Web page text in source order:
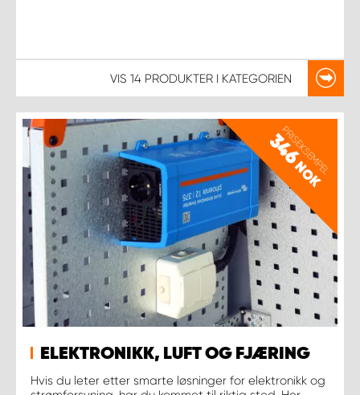
VIS 14 PRODUKTER I KATEGORIEN
PRISEKSEMPEL
346
NOK
ELEKTRONIKK, LUFT OG FJÆRING
Hvis du leter etter smarte løsninger for elektronikk og